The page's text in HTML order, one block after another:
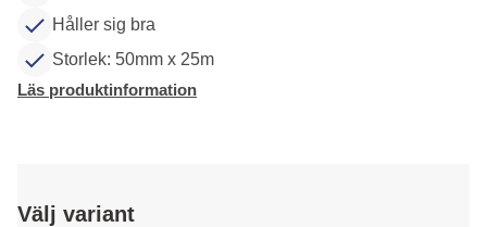
Håller sig bra
Storlek: 50mm x 25m
Läs produktinformation
Välj variant